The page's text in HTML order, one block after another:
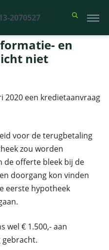
2070527
>Financier heeft informatie-
en
niet
2020 een kredietaanvraag
voor de terugbetaling
zou worden
de offerte bleek bij de
doorgang kon vinden
eerste hypotheek
wel € 1.500,- aan